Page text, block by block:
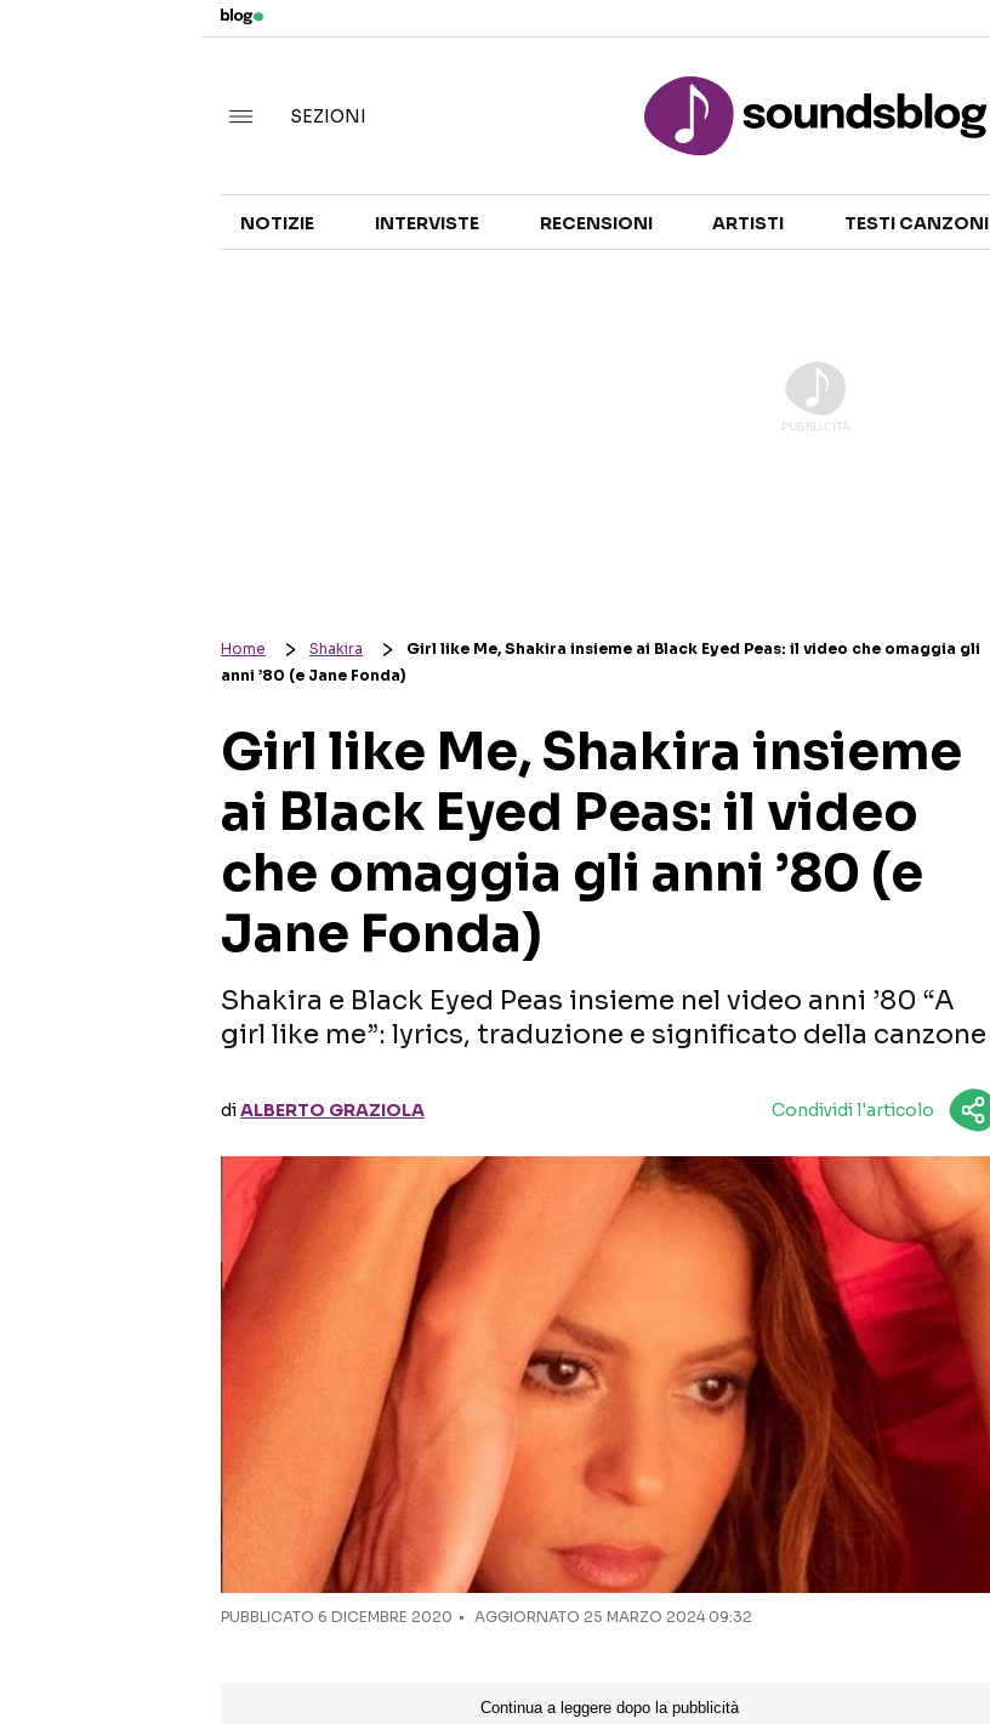
TALENT SHOW
SEZIONI
NOTIZIE INTERVISTE RECENSIONI ARTISTI TESTI CANZONI
Home Shakira
Girl like Me, Shakira insieme ai Black Eyed Peas: il video che omaggia gli
anni ’80 (e Jane Fonda)
Girl like Me, Shakira insieme
ai Black Eyed Peas: il video
che omaggia gli anni ’80 (e
Jane Fonda)
Shakira e Black Eyed Peas insieme nel video anni ’80 “A
girl like me”: lyrics, traduzione e significato della canzone
diALBERTO GRAZIOLA Condividi l'articolo
PUBBLICATO 6 DICEMBRE 2020 AGGIORNATO 25 MARZO 2024 09:32